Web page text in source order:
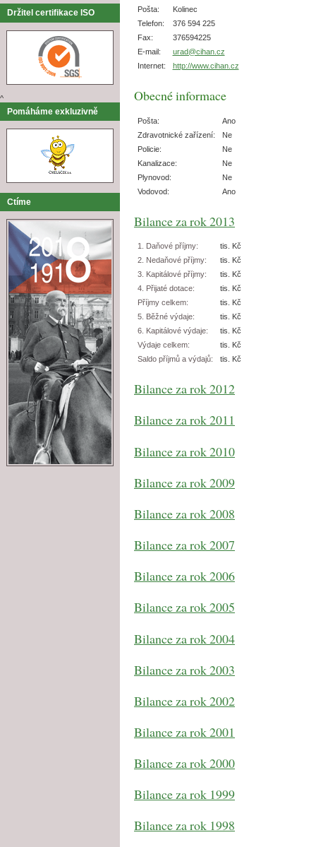
Držitel certifikace ISO
^
Pomáháme exkluzivně
Ctíme
Pošta:
Kolinec
Telefon:
376 594 225
Fax:
376594225
E-mail:
urad@cihan.cz
Internet:
http://www.cihan.cz
Obecné informace
Pošta:
Ano
Zdravotnické zařízení:
Ne
Policie:
Ne
Kanalizace:
Ne
Plynovod:
Ne
Vodovod:
Ano
Bilance za rok 2013
1. Daňové příjmy:
tis. Kč
2. Nedaňové příjmy:
tis. Kč
3. Kapitálové příjmy:
tis. Kč
4. Přijaté dotace:
tis. Kč
Příjmy celkem:
tis. Kč
5. Běžné výdaje:
tis. Kč
6. Kapitálové výdaje:
tis. Kč
Výdaje celkem:
tis. Kč
Saldo příjmů a výdajů:
tis. Kč
Bilance za rok 2012
Bilance za rok 2011
Bilance za rok 2010
Bilance za rok 2009
Bilance za rok 2008
Bilance za rok 2007
Bilance za rok 2006
Bilance za rok 2005
Bilance za rok 2004
Bilance za rok 2003
Bilance za rok 2002
Bilance za rok 2001
Bilance za rok 2000
Bilance za rok 1999
Bilance za rok 1998